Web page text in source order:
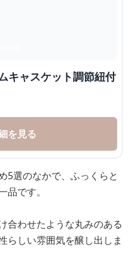
キャスケット調節紐付
を見る
5選のなかで、ふっくらと
品です。
合わせたような丸みのある
らしい雰囲気を醸し出しま